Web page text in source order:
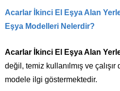
Acarlar İkinci El Eşya Alan
Eşya Modelleri Nelerdir?
Acarlar İkinci El Eşya Alan
değil, temiz kullanılmış ve
modele ilgi göstermektedir.